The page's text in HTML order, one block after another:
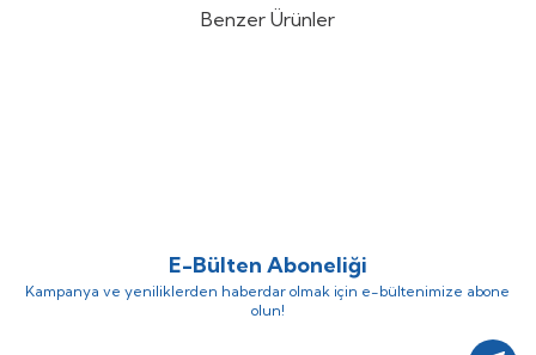
Benzer Ürünler
E-Bülten Aboneliği
Kampanya ve yeniliklerden haberdar olmak için e-bültenimize abone
olun!